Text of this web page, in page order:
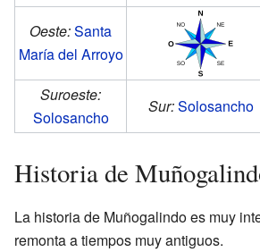
Oeste:Santa
María del Arroyo
Suroeste:
Solosancho
Sur:Solosancho
Historia de
La historia de Muñogalindo es muy
remonta a tiempos muy antiguos.